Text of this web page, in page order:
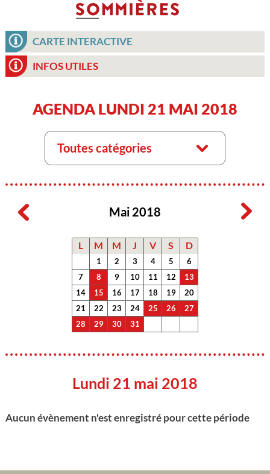
CARTE INTERACTIVE
INFOS UTILES
AGENDA LUNDI 21 MAI 2018
Toutes catégories
Mai 2018
L M M J V S D
1 2 3 4 5
6
7
8 9 10 11 12
13
14
15 16 17 18 19
20
21
22 23 24 25 26
27
28
29 30 31
Lundi 21 mai 2018
Aucun évènement n'est enregistré pour cette période